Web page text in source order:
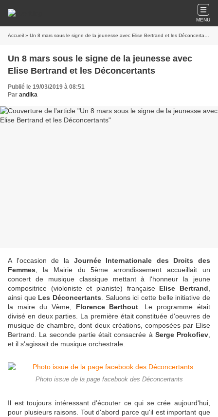
MENU
Accueil » Un 8 mars sous le signe de la jeunesse avec Elise Bertrand et les Déconcertants
Un 8 mars sous le signe de la jeunesse avec
Elise Bertrand et les Déconcertants
Publié le 19/03/2019 à 08:51
Par andika
A l'occasion de la Journée Internationale des Droits des
Femmes , la Mairie du 5ème arrondissement accueillait un
concert de musique classique mettant à l'honneur la jeune
compositrice (violoniste et pianiste) française Elise Bertrand
ainsi que Les Déconcertants . Saluons ici cette belle initiative de
la maire du Vème, Florence Berthout . Le programme était
divisé en deux parties. La première était constituée d'oeuvres de
musique de chambre, dont deux créations, composées par Elise
Bertrand. La seconde partie était consacrée à Serge Prokofiev
et il s'agissait de musique orchestrale.
Photo issue de la page facebook des Déconcertants
Il est toujours intéressant d'écouter ce qui se crée aujourd'hui,
pour plusieurs raisons. Tout d'abord parce qu'il est important que